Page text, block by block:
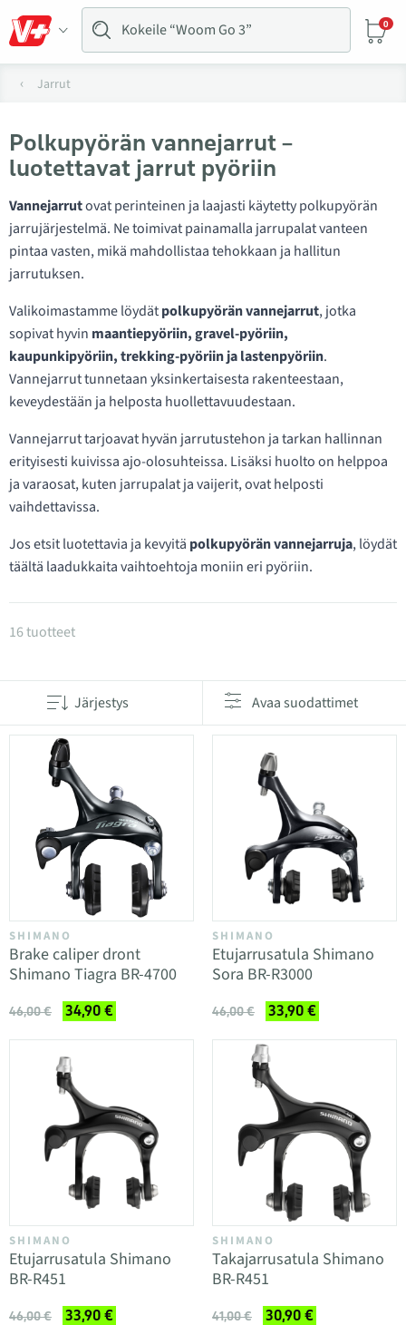
0
Jarrut
Polkupyörän vannejarrut –
luotettavat jarrut pyöriin
Vannejarrutovat perinteinen ja laajasti käytetty polkupyörän
jarrujärjestelmä. Ne toimivat painamalla jarrupalat vanteen
pintaa vasten, mikä mahdollistaa tehokkaan ja hallitun
jarrutuksen.
Valikoimastamme löydätpolkupyörän vannejarrut, jotka
sopivat hyvin maantiepyöriin, gravel-pyöriin,
kaupunkipyöriin, trekking-pyöriin ja lastenpyöriin.
Vannejarrut tunnetaan yksinkertaisesta rakenteestaan,
keveydestään ja helposta huollettavuudestaan.
Vannejarrut tarjoavat hyvän jarrutustehon ja tarkan hallinnan
erityisesti kuivissa ajo-olosuhteissa. Lisäksi huolto on helppoa
ja varaosat, kuten jarrupalat ja vaijerit, ovat helposti
vaihdettavissa.
Jos etsit luotettavia ja kevyitä polkupyörän vannejarruja, löydät
täältä laadukkaita vaihtoehtoja moniin eri pyöriin.
Tuotteet kategoriassa Vanteen jarrut
16 tuotteet
Järjestys Avaa suodattimet
SHIMANO
Brake caliper dront
Shimano Tiagra BR-4700
46,00 € 34,90 €
SHIMANO
Etujarrusatula Shimano
Sora BR-R3000
46,00 € 33,90 €
SHIMANO
Etujarrusatula Shimano
BR-R451
46,00 € 33,90 €
SHIMANO
Takajarrusatula Shimano
BR-R451
41,00 € 30,90 €